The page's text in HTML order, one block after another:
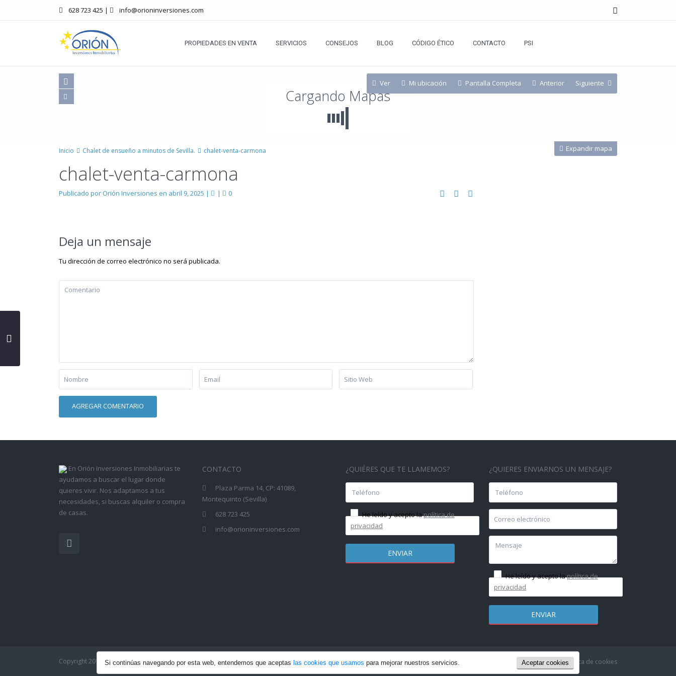
628 723 425 | info@orioninversiones.com
PROPIEDADES EN VENTA SERVICIOS CONSEJOS BLOG CÓDIGO ÉTICO CONTACTO PSI
Cargando Mapas
Expandir mapa
Ver Mi ubicación Pantalla Completa Anterior Siguiente
Inicio Chalet de ensueño a minutos de Sevilla. chalet-venta-carmona
chalet-venta-carmona
Publicado por Orión Inversiones en abril 9, 2025 | | 0
Deja un mensaje
Tu dirección de correo electrónico no será publicada.
En Orión Inversiones Inmobiliarias te
ayudamos a buscar el lugar donde
quieres vivir. Nos adaptamos a tus
necesidades, si buscas alquiler o compra
de casas.
CONTACTO
Plaza Parma 14, CP: 41089,
Montequinto (Sevilla)
628 723 425
info@orioninversiones.com
¿QUIÉRES QUE TE LLAMEMOS?
He leído y acepto lapolítica de
privacidad
¿QUIERES ENVIARNOS UN MENSAJE?
He leído y acepto lapolítica de
privacidad
Copyright 2017 - Orión Inversiones Inmobiliarias| Todos los derechos reservados | Web creada por: Incrementa Marketing Política de Privacidad & Aviso Legal Política de cookies
Aceptar cookies
Si continúas navegando por esta web, entendemos que aceptas las cookies que usamos para mejorar nuestros servicios.